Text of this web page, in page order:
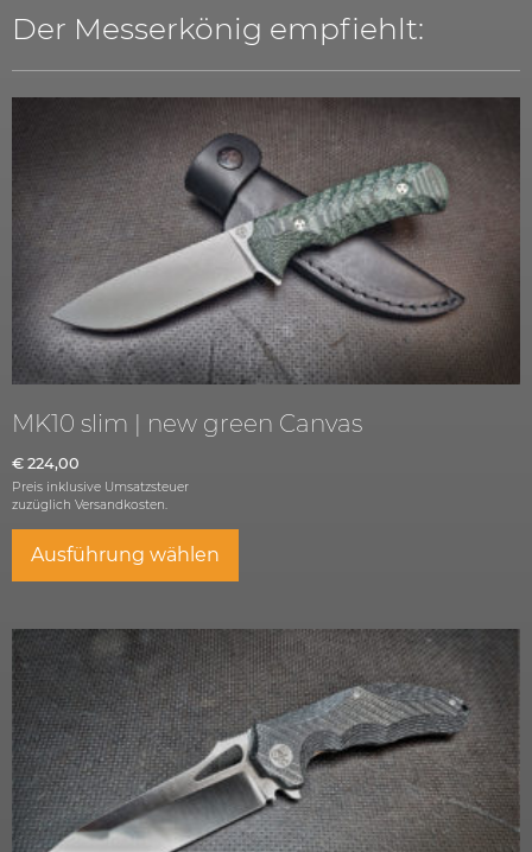
Der Messerkönig empfiehlt:
MK10 slim | new green Canvas
€ 224,00
Preis inklusive Umsatzsteuer
zuzüglich Versandkosten.
Ausführung wählen